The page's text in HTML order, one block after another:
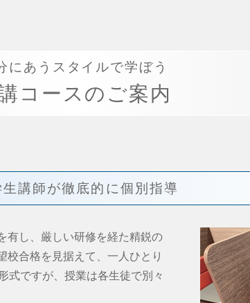
にあうスタイルで学ぼう
コースのご案内
講師が徹底的に個別指導
有し、厳しい研修を経た精鋭の
校合格を見据えて、一人ひとり
式ですが、授業は各生徒で別々